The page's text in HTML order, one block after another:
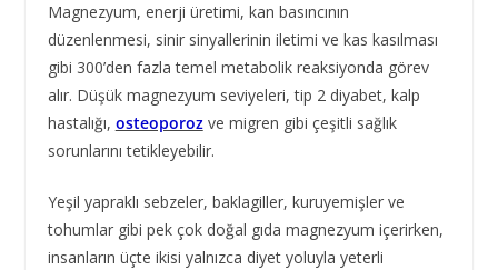
Magnezyum, enerji üretimi, kan basıncının
düzenlenmesi, sinir sinyallerinin iletimi ve kas kasılması
gibi 300’den fazla temel metabolik reaksiyonda görev
alır. Düşük magnezyum seviyeleri, tip 2 diyabet, kalp
hastalığı, osteoporozve migren gibi çeşitli sağlık
sorunlarını tetikleyebilir.
Yeşil yapraklı sebzeler, baklagiller, kuruyemişler ve
tohumlar gibi pek çok doğal gıda magnezyum içerirken,
insanların üçte ikisi yalnızca diyet yoluyla yeterli